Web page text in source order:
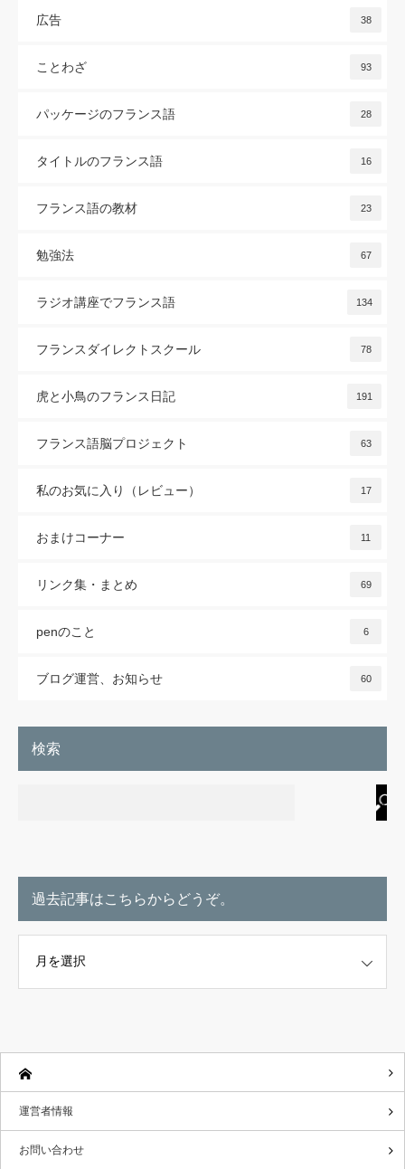
広告 38
ことわざ 93
パッケージのフランス語 28
タイトルのフランス語 16
フランス語の教材 23
勉強法 67
ラジオ講座でフランス語 134
フランスダイレクトスクール 78
虎と小鳥のフランス日記 191
フランス語脳プロジェクト 63
私のお気に入り（レビュー） 17
おまけコーナー 11
リンク集・まとめ 69
penのこと 6
ブログ運営、お知らせ 60
検索
過去記事はこちらからどうぞ。
運営者情報
お問い合わせ